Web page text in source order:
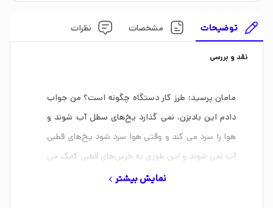
توضیحات مشخصات نظرات
نقد و بررسی
مامان پرسید: طرز کار دستگاه چگونه است؟ من جواب
دادم این بادبزن، نمی گذارد یخ‌های سطل آب شوند و
هوا را سرد می کند و وقتی هوا سرد شود یخ‌های قطبی
آب نمی شوند و این طوری به خرس‌های قطبی کمک می
نمایش بیشتر